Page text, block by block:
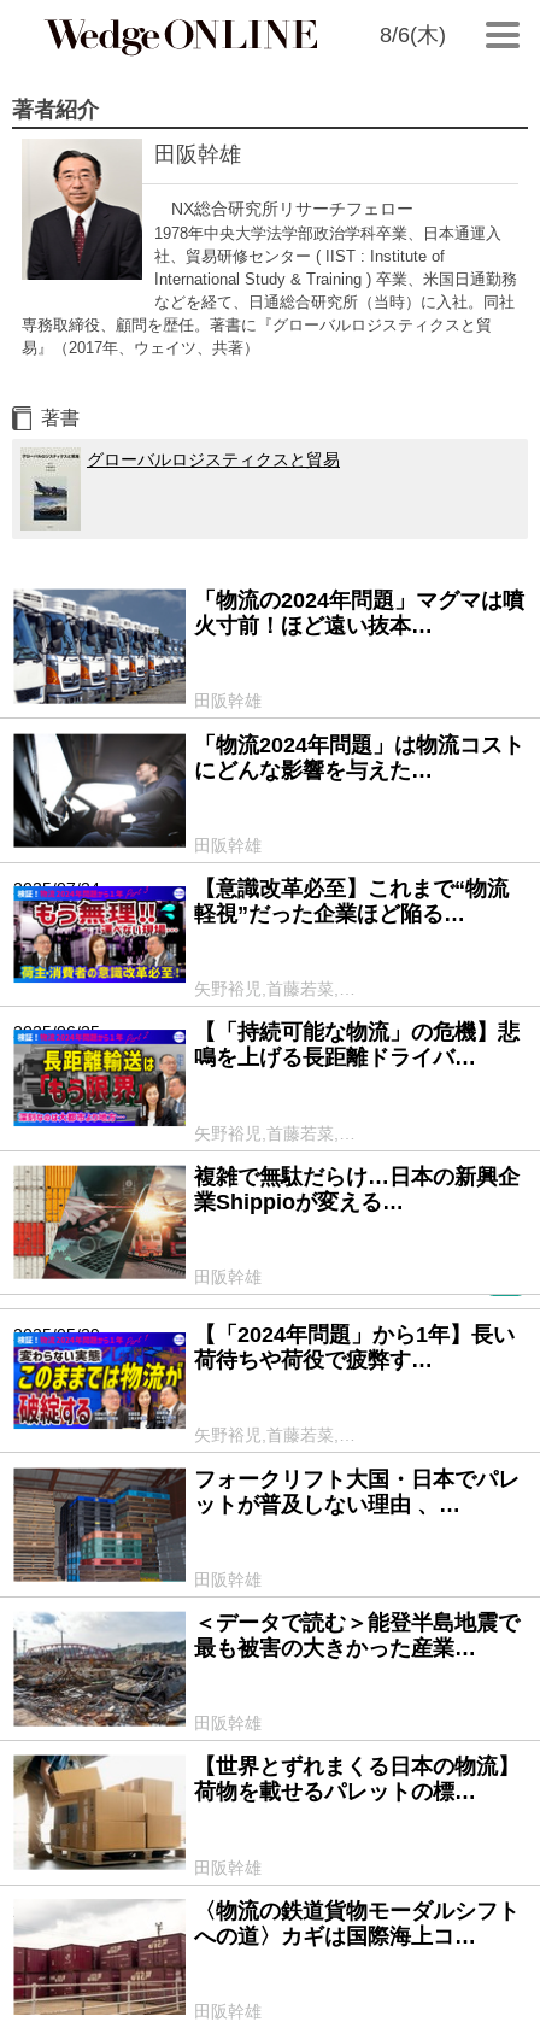
8/6(木)
著者紹介
田阪幹雄
NX総合研究所リサーチフェロー
1978年中央大学法学部政治学科卒業、日本通運入
社、貿易研修センター ( IIST : Institute of
International Study & Training ) 卒業、米国日通勤務
などを経て、日通総合研究所（当時）に入社。同社
専務取締役、顧問を歴任。著書に『グローバルロジスティクスと貿
易』（2017年、ウェイツ、共著）
著書
グローバルロジスティクスと貿易
2025/09/19
「物流の2024年問題」マグマは噴
火寸前！ほど遠い抜本…
田阪幹雄
2025/08/01
「物流2024年問題」は物流コスト
にどんな影響を与えた…
田阪幹雄
2025/07/24
【意識改革必至】これまで“物流
軽視”だった企業ほど陥る…
矢野裕児,首藤若菜,…
2025/06/25
【「持続可能な物流」の危機】悲
鳴を上げる長距離ドライバ…
矢野裕児,首藤若菜,…
2025/06/25
複雑で無駄だらけ…日本の新興企
業Shippioが変える…
田阪幹雄
2025/05/29
【「2024年問題」から1年】長い
荷待ちや荷役で疲弊す…
矢野裕児,首藤若菜,…
2025/03/27
フォークリフト大国・日本でパレ
ットが普及しない理由 、…
田阪幹雄
2025/01/31
＜データで読む＞能登半島地震で
最も被害の大きかった産業…
田阪幹雄
2025/01/07
【世界とずれまくる日本の物流】
荷物を載せるパレットの標…
田阪幹雄
2024/11/29
〈物流の鉄道貨物モーダルシフト
への道〉カギは国際海上コ…
田阪幹雄